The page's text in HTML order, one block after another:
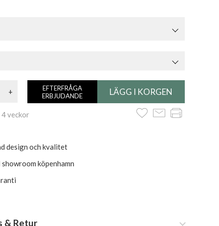
+
EFTERFRÅGA
ERBJUDANDE
veckor
design och kvalitet
köpenhamn
& Retur